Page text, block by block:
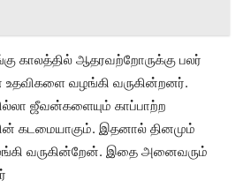
காலத்தில் ஆதரவற்றோருக்கு பலர்
வழங்கி வருகின்றனர்.
ஜீவன்களையும் காப்பாற்ற
கடமையாகும். இதனால் தினமும்
வருகின்றேன். இதை அனைவரும்